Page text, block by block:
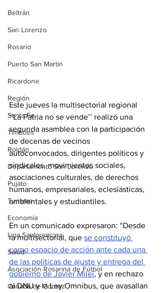
Beltrán
San Lorenzo
Rosario
Puerto San Martín
Ricardone
Región
Santa Fe
Timbúes
Roldán
Departamento San Lorenzo
Pujato
Turismo
Economía
Liga Sanlorencina
Salud
Asociación Rosarina de Fútbol
Cañada de Gómez
Este jueves la multisectorial regional
‘’La Patria no se vende’’ realizó una
segunda asamblea con la participación
de decenas de vecinos
autoconvocados, dirigentes políticos y
sindicales, movimientos sociales,
asociaciones culturales, de derechos
humanos, empresariales, eclesiásticas,
ambientales y estudiantiles.
En un comunicado expresaron: “Desde
la multisectorial, que se constituyó
como espacio de acción ante cada una
de las políticas de ajuste y entrega del
gobierno de Javier Milei, y en rechazo
al DNU y la Ley Omnibus, que avasallan